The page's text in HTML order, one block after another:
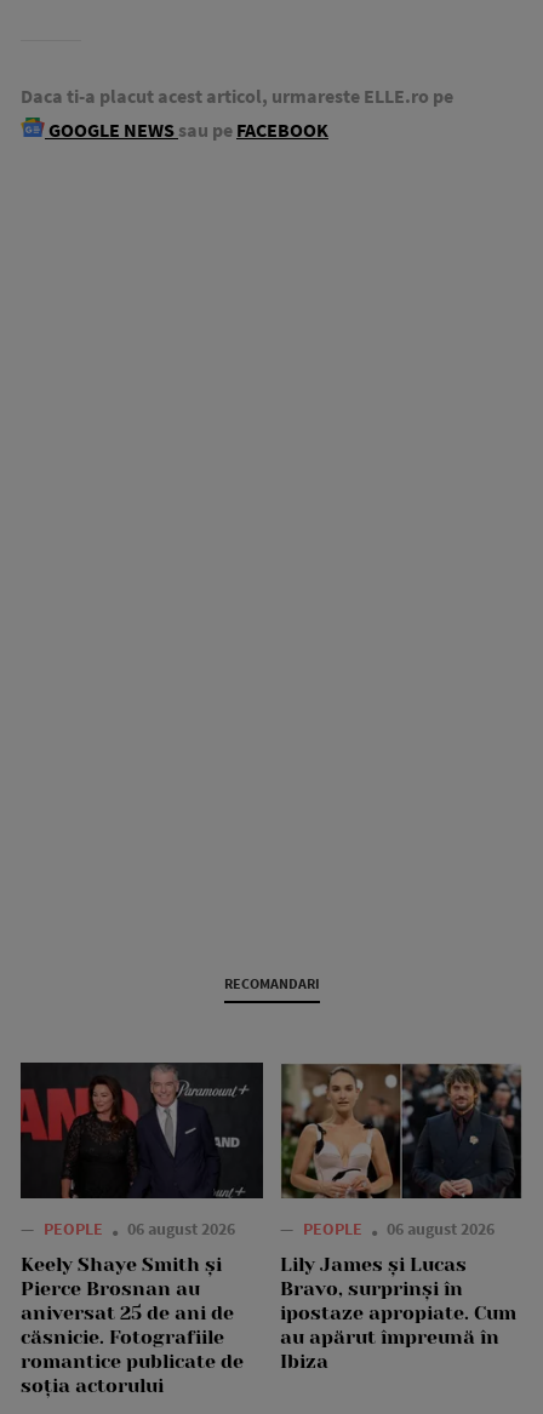
Daca ti-a placut acest articol, urmareste ELLE.ro pe
GOOGLE NEWS sau pe FACEBOOK
RECOMANDARI
— PEOPLE 06 august 2026
Keely Shaye Smith și
Pierce Brosnan au
aniversat 25 de ani de
căsnicie. Fotografiile
romantice publicate de
soția actorului
— PEOPLE 06 august 2026
Lily James și Lucas
Bravo, surprinși în
ipostaze apropiate. Cum
au apărut împreună în
Ibiza